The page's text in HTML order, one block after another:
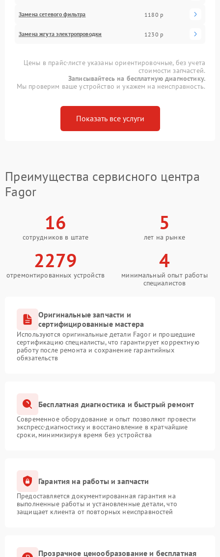
Замена сетевого фильтра 1180 р
Замена жгута электропроводки 1230 р
Цены в прайс-листе указаны ориентировочные, без учета
стоимости запчастей.
Записывайтесь на бесплатную диагностику.
Мы проверим ваше устройство и укажем на неисправность.
Показать все услуги
Преимущества сервисного центра
Fagor
16
сотрудников в штате
5
лет на рынке
2279
отремонтированных устройств
4
минимальный опыт работы
специалистов
Оригинальные запчасти и
сертифицированные мастера
Используются оригинальные детали Fagor и прошедшие
сертификацию специалисты, что гарантирует корректную
работу после ремонта и сохранение гарантийных
обязательств
Бесплатная диагностика и быстрый ремонт
Современное оборудование и опыт позволяют провести
экспресс-диагностику и восстановление в кратчайшие
сроки, минимизируя время без устройства
Гарантия на работы и запчасти
Предоставляется документированная гарантия на
выполненные работы и установленные детали, что
защищает клиента от повторных неисправностей
Прозрачное ценообразование и бесплатная